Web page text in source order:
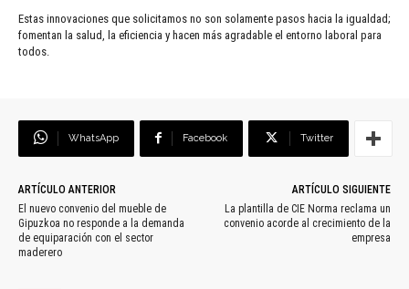
Estas innovaciones que solicitamos no son solamente pasos hacia la igualdad;
fomentan la salud, la eficiencia y hacen más agradable el entorno laboral para
todos.
WhatsApp Facebook Twitter
ARTÍCULO ANTERIOR
El nuevo convenio del mueble de
Gipuzkoa no responde a la demanda
de equiparación con el sector
maderero
ARTÍCULO SIGUIENTE
La plantilla de CIE Norma reclama un
convenio acorde al crecimiento de la
empresa